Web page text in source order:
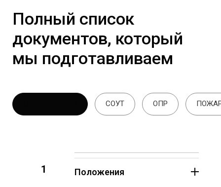
Полный список
документов, который
мы подготавливаем
СОУТ ОПР
1 Положения